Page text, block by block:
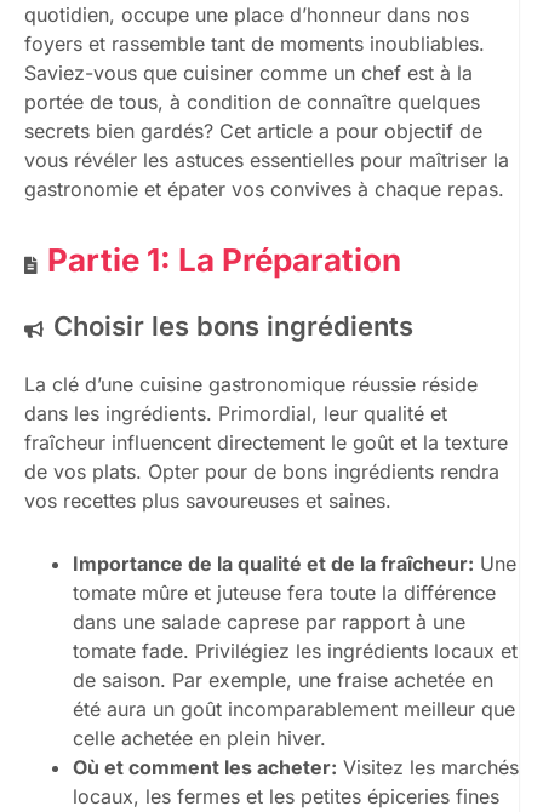
quotidien, occupe une place d’honneur dans nos
foyers et rassemble tant de moments inoubliables.
Saviez-vous que cuisiner comme un chef est à la
portée de tous, à condition de connaître quelques
secrets bien gardés? Cet article a pour objectif de
vous révéler les astuces essentielles pour maîtriser la
gastronomie et épater vos convives à chaque repas.
Partie 1: La Préparation
Choisir les bons ingrédients
La clé d’une cuisine gastronomique réussie réside
dans les ingrédients. Primordial, leur qualité et
fraîcheur influencent directement le goût et la texture
de vos plats. Opter pour de bons ingrédients rendra
vos recettes plus savoureuses et saines.
Importance de la qualité et de la fraîcheur: Une
tomate mûre et juteuse fera toute la différence
dans une salade caprese par rapport à une
tomate fade. Privilégiez les ingrédients locaux et
de saison. Par exemple, une fraise achetée en
été aura un goût incomparablement meilleur que
celle achetée en plein hiver.
Où et comment les acheter: Visitez les marchés
locaux, les fermes et les petites épiceries fines